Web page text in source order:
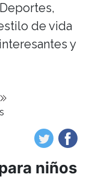
de vida
y
niños